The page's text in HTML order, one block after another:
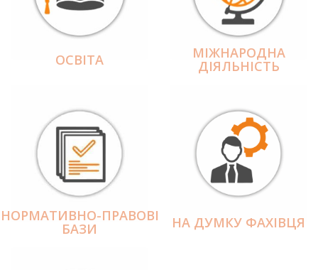
ОСВІТА МІЖНАРОДНА
ДІЯЛЬНІCТЬ
НОРМАТИВНО-ПРАВОВІ
БАЗИ НА ДУМКУ ФАХІВЦЯ